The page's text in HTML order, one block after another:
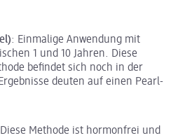
: Einmalige Anwendung mit
1 und 10 Jahren. Diese
befindet sich noch in der
deuten auf einen Pearl-
Methode ist hormonfrei und